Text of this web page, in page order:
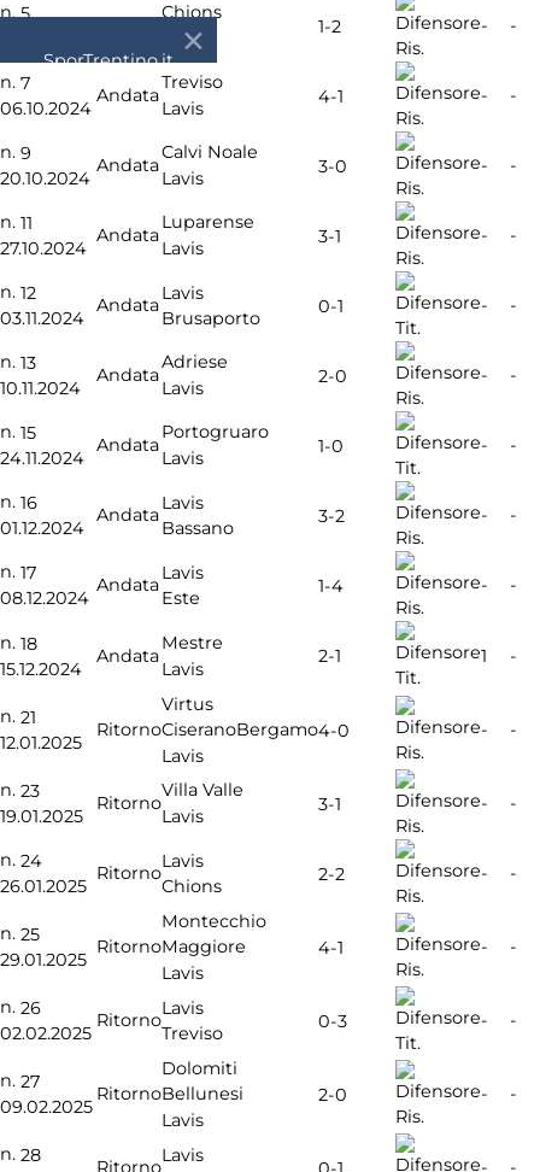
n.5
Chions
Lavis
1-2
Ris.
- -
n. 7
06.10.2024
Andata
Treviso
Lavis
4-1
Ris.
- -
n. 9
20.10.2024
Andata
Calvi Noale
Lavis
3-0
Ris.
- -
n. 11
27.10.2024
Andata
Luparense
Lavis
3-1
Ris.
- -
n. 12
03.11.2024
Andata
Lavis
Brusaporto
0-1
Tit.
- -
n. 13
10.11.2024
Andata
Adriese
Lavis
2-0
Ris.
- -
n. 15
24.11.2024
Andata
Portogruaro
Lavis
1-0
Tit.
- -
n. 16
01.12.2024
Andata
Lavis
Bassano
3-2
Ris.
- -
n. 17
08.12.2024
Andata
Lavis
Este
1-4
Ris.
- -
n. 18
15.12.2024
Andata
Mestre
Lavis
2-1
Tit.
1 -
n. 21
12.01.2025
Ritorno
Virtus
CiseranoBergamo
Lavis
4-0
Ris.
- -
n. 23
19.01.2025
Ritorno
Villa Valle
Lavis
3-1
Ris.
- -
n. 24
26.01.2025
Ritorno
Lavis
Chions
2-2
Ris.
- -
n. 25
29.01.2025
Ritorno
Montecchio
Maggiore
Lavis
4-1
Ris.
- -
n. 26
02.02.2025
Ritorno
Lavis
Treviso
0-3
Tit.
- -
n. 27
09.02.2025
Ritorno
Dolomiti
Bellunesi
Lavis
2-0
Ris.
- -
n. 28
Ritorno
Lavis
- -
SporTrentino.it
Chi siamo
Affiliazione